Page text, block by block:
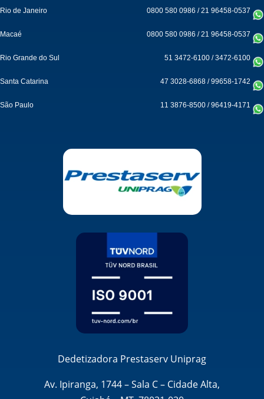
Rio de Janeiro 0800 580 0986 /21 96458-0537
Macaé 0800 580 0986 /21 96458-0537
Rio Grande do Sul 51 3472-6100 /3472-6100
Santa Catarina 47 3028-6868 /99658-1742
São Paulo 11 3876-8500 /96419-4171
Dedetizadora Prestaserv Uniprag
Av. Ipiranga, 1744 – Sala C – Cidade Alta,